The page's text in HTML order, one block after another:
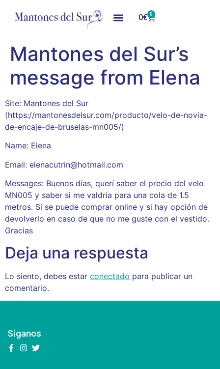
0€ 0
Mantones del Sur’s
message from Elena
Site: Mantones del Sur
(https://mantonesdelsur.com/producto/velo-de-novia-
de-encaje-de-bruselas-mn005/)
Name: Elena
Email: elenacutrin@hotmail.com
Messages: Buenos días, querí saber el precio del velo
MN005 y saber si me valdría para una cola de 1.5
metros. Si se puede comprar online y si hay opción de
devolverlo en caso de que no me guste con el vestido.
Gracias
Deja una respuesta
Lo siento, debes estar conectado para publicar un
comentario.
Síganos